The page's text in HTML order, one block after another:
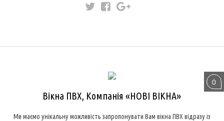
0
Вікна ПВХ, Компанія «НОВІ ВІКНА»
Ми маємо унікальну можливість запропонувати Вам вікна ПВХ відразу із